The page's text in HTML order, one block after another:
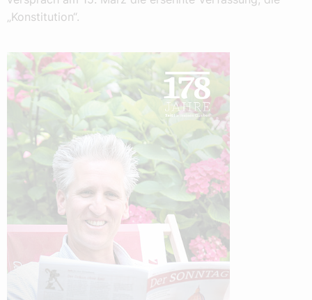
„Konstitution“.